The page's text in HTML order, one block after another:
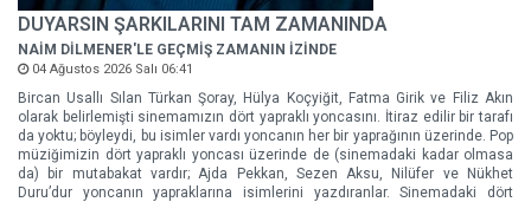
DUYARSIN ŞARKILARINI TAM ZAMANINDA
NAİM DİLMENER'LE GEÇMİŞ ZAMANIN İZİNDE
04 Ağustos 2026 Salı 06:41
Bircan Usallı Sılan Türkan Şoray, Hülya Koçyiğit, Fatma Girik ve Filiz Akın
olarak belirlemişti sinemamızın dört yapraklı yoncasını. İtiraz edilir bir tarafı
da yoktu; böyleydi, bu isimler vardı yoncanın her bir yaprağının üzerinde. Pop
müziğimizin dört yapraklı yoncası üzerinde de (sinemadaki kadar olmasa
da) bir mutabakat vardır; Ajda Pekkan, Sezen Aksu, Nilüfer ve Nükhet
Duru’dur yoncanın yapraklarına isimlerini yazdıranlar. Sinemadaki dört